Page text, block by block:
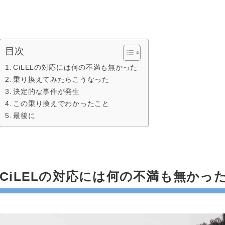
目次
CiLELの対応には何の不満も無かった
乗り換えてみたらこうなった
決定的な事件が発生
この乗り換えでわかったこと
最後に
CiLELの対応には何の不満も無かっ